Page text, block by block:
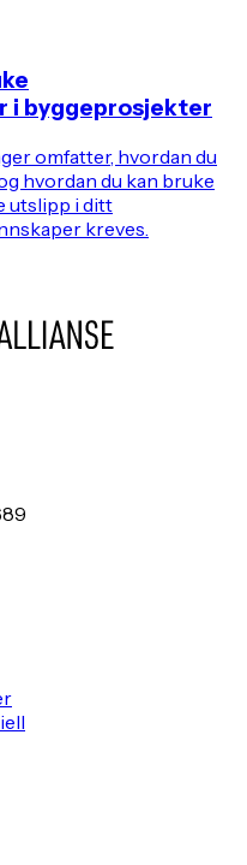
i byggeprosjekter
omfatter, hvordan du
hvordan du kan bruke
utslipp i ditt
kreves.